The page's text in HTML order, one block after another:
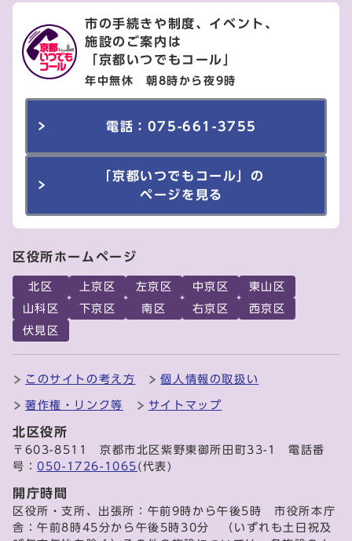
市の手続きや制度、イベント、
施設のご案内は
「京都いつでもコール」
年中無休 朝8時から夜9時
電話：075-661-3755
「京都いつでもコール」の
ページを見る
区役所ホームページ
北区 上京区 左京区 中京区
東山区
山科区
下京区 南区 右京区
西京区
伏見区
このサイトの考え方 個人情報の取扱い
著作権・リンク等 サイトマップ
北区役所
〒603-8511 京都市北区紫野東御所田町33-1 電話番
号：050-1726-1065 (代表)
開庁時間
区役所・支所、出張所：午前9時から午後5時 市役所本庁
舎：午前8時45分から午後5時30分 （いずれも土日祝及